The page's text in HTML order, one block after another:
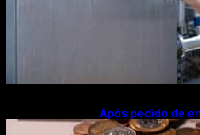
Após pedido de
flexibiliza regras